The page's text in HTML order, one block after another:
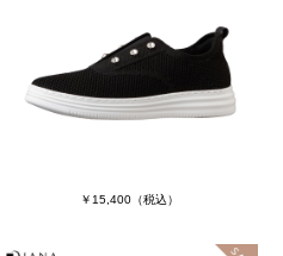
￥15,400（税込）